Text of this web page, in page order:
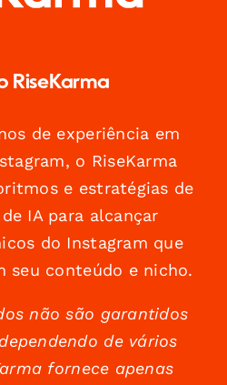
RiseKarma
de experiência em
o RiseKarma
e estratégias de
IA para alcançar
do Instagram que
seu conteúdo e nicho.
não são garantidos
de vários
fornece apenas